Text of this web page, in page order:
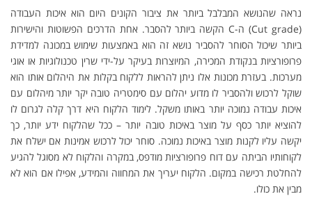
נראה שהנושא המבלבל ביותר את ציבור הקונים היום הוא איכות העבודה
(Cut grade) ה-C הקשה ביותר להסבר. אחת הדרכים הפשוטות והישירות
ביותר שיכול הסוחר להסביר נושא זה הוא באמצעות שימוש במכונה למדידת
פרופורציות בנקודת המכירה, המיוצרות בעיקר על-ידי שרין טכנולוגיות או אוגי
מערכות. בעזרת מכונות אלו ניתן להראות ללקוח בקלות את היהלום אותו הוא
שוקל לרכוש ולהסביר לו מדוע יהלום עם סימטריה טובה יקר יותר מיהלום עם
איכות עבודה נמוכה יותר באותו משקל. לימוד הלקוח היא דרך קלה לגרום לו
להוציא יותר כסף על מוצר באיכות טובה יותר – ככל שהלקוח ידע יותר, כך
יקשה עליו לקנות מוצר באיכות נמוכה. סוחר יכול לרכוש אמינות אם ישלח את
לקוחותיו הביתה עם דוח פרופורציות מודפס, במקרה והלקוח לא מסוגל להגיע
להחלטת רכישה במקום. הלקוח יעריך את המחווה והמידע, אפילו אם הוא לא
מבין את כולו.